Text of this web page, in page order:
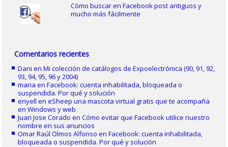
Cómo buscar en Facebook post antiguos y
mucho más fácilmente
Comentarios recientes
Dani enMi colección de catálogos de Expoelectrónica (90, 91, 92,
93, 94, 95, 96 y 2004)
maria enFacebook: cuenta inhabilitada, bloqueada o
suspendida. Por qué y solución
enyell eneSheep una mascota virtual gratis que te acompaña
en Windows y web
Juan Jose Corado enCómo evitar que Facebook utilice nuestro
nombre en sus anuncios
Omar Raúl Olmos Alfonso enFacebook: cuenta inhabilitada,
bloqueada o suspendida. Por qué y solución